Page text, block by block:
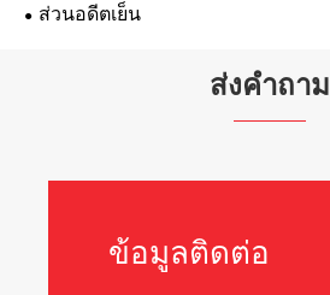
ส่วนอดีตเย็น
ส่งคำถาม
ข้อมูลติดต่อ